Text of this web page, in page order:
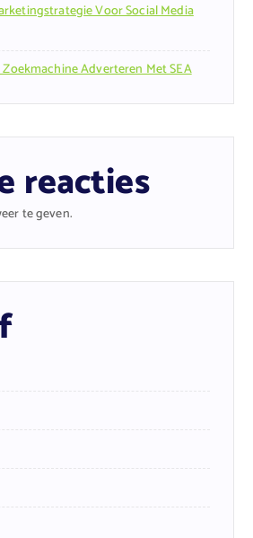
Voor Social Media
Adverteren Met SEA
reacties
te geven.